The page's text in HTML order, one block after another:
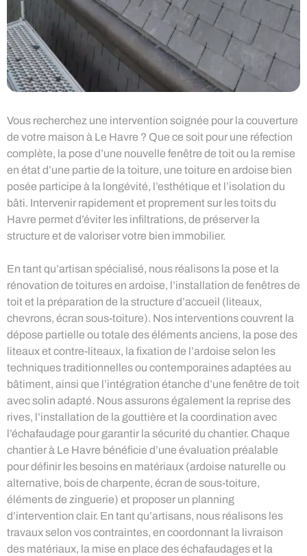
Vous recherchez une intervention soignée pour la couverture
de votre maison à Le Havre ? Que ce soit pour une réfection
complète, la pose d’une nouvelle fenêtre de toit ou la remise
en état d’une partie de la toiture, une toiture en ardoise bien
posée participe à la longévité, l’esthétique et l’isolation du
bâti. Intervenir rapidement et proprement sur les toits du
Havre permet d’éviter les infiltrations, de préserver la
structure et de valoriser votre bien immobilier.
En tant qu’artisan spécialisé, nous réalisons la pose et la
rénovation de toitures en ardoise, l’installation de fenêtres de
toit et la préparation de la structure d’accueil (liteaux,
chevrons, écran sous-toiture). Nos interventions couvrent la
dépose partielle ou totale des éléments anciens, la pose des
liteaux et contre-liteaux, la fixation de l’ardoise selon les
techniques traditionnelles ou contemporaines adaptées au
bâtiment, ainsi que l’intégration étanche d’une fenêtre de toit
avec solin adapté. Nous assurons également la reprise des
rives, l’installation de la gouttière et la coordination avec
l’échafaudage pour garantir la sécurité du chantier. Chaque
chantier à Le Havre bénéficie d’une évaluation préalable
pour définir les besoins en matériaux (ardoise naturelle ou
alternative, bois de charpente, écran de sous-toiture,
éléments de zinguerie) et proposer un planning
d’intervention clair. En tant qu’artisans, nous réalisons les
travaux selon vos contraintes, en coordonnant la livraison
des matériaux, la mise en place des échafaudages et la